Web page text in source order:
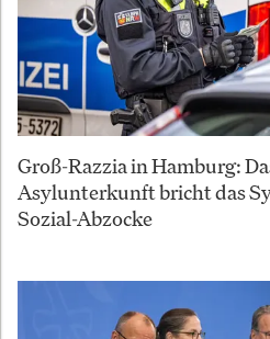
Groß-Razzia in Hamburg:
Asylunterkunft bricht das
Sozial-Abzocke